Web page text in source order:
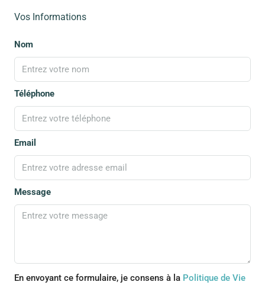
Vos Informations
Nom
Téléphone
Email
Message
En envoyant ce formulaire, je consens à la Politique de Vie